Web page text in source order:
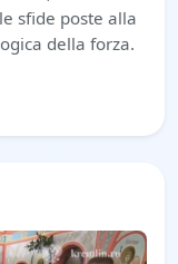
sfide poste alla
della forza.